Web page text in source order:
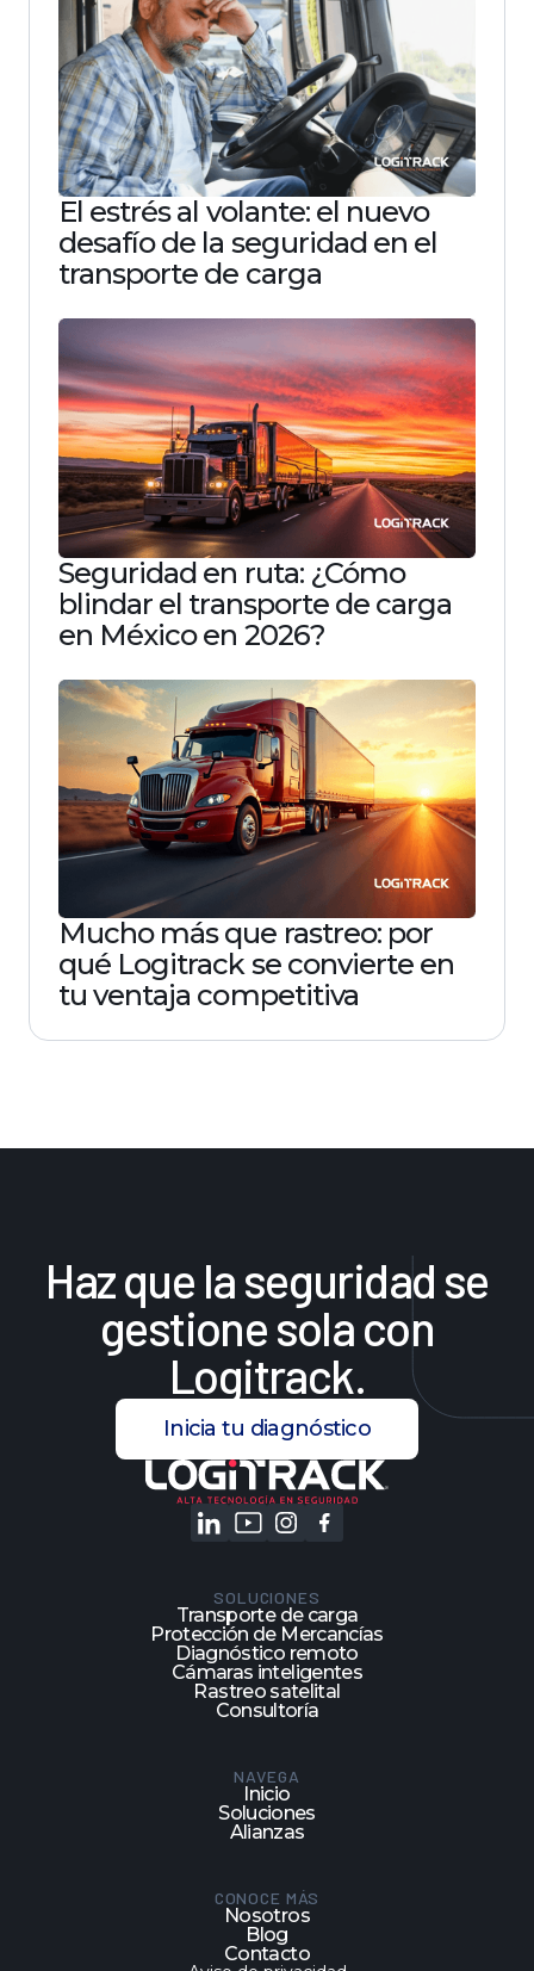
El estrés al volante: el nuevo
desafío de la seguridad en el
transporte de carga
Seguridad en ruta: ¿Cómo
blindar el transporte de carga
en México en 2026?
Mucho más que rastreo: por
qué Logitrack se convierte en
tu ventaja competitiva
Hazque laseguridad se
gestionesolacon
Logitrack.
Inicia tu diagnóstico
SOLUCIONES
Transporte de carga
Protección de Mercancías
Diagnóstico remoto
Cámaras inteligentes
Rastreo satelital
Consultoría
NAVEGA
Inicio
Soluciones
Alianzas
CONOCE MÁS
Nosotros
Blog
Contacto